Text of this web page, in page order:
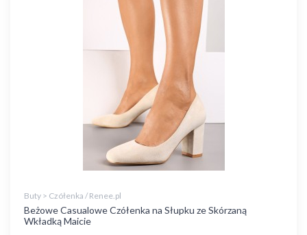
Buty > Czółenka / Renee.pl
Beżowe Casualowe Czółenka na Słupku ze Skórzaną
Wkładką Maicie